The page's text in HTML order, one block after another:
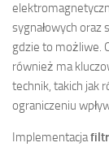
sygnałowych
gdzie to możliwe.
również ma
technik, takich jak
ograniczeniu
Implementacja